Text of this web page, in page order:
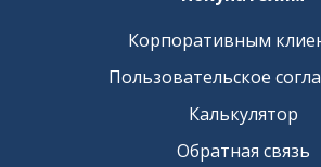
Корпоративным
Пользовательское
Калькулятор
Обратная связь